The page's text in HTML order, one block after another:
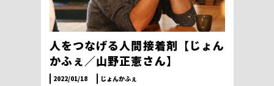
人をつなげる人間接着剤【じょん
かふぇ／山野正憲さん】
2022/01/18 じょんかふぇ